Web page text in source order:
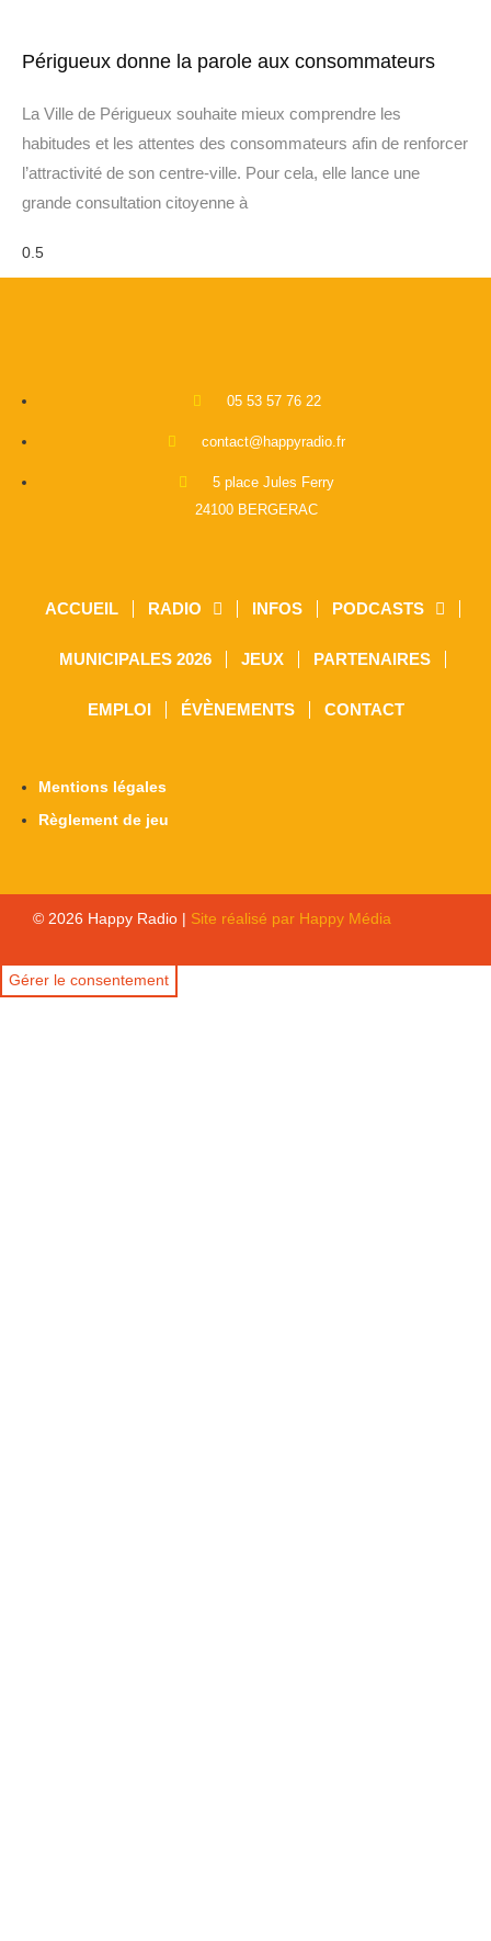
Périgueux donne la parole aux consommateurs
La Ville de Périgueux souhaite mieux comprendre les
habitudes et les attentes des consommateurs afin de renforcer
l’attractivité de son centre-ville. Pour cela, elle lance une
grande consultation citoyenne à
05 53 57 76 22
contact@happyradio.fr
5 place Jules Ferry
24100 BERGERAC
ACCUEIL RADIO INFOS PODCASTS
MUNICIPALES 2026 JEUX PARTENAIRES
EMPLOI ÉVÈNEMENTS CONTACT
Mentions légales
Règlement de jeu
© 2026 Happy Radio | Site réalisé par Happy Média
Gérer le consentement